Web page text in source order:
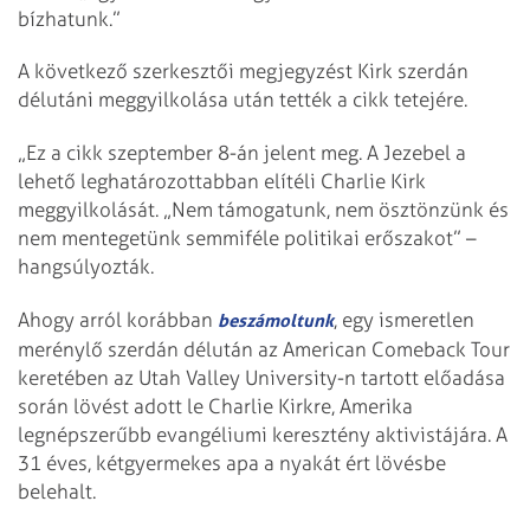
bízhatunk.”
A következő szerkesztői megjegyzést Kirk szerdán
délutáni meggyilkolása után tették a cikk tetejére.
„Ez a cikk szeptember 8-án jelent meg. A Jezebel a
lehető leghatározottabban elítéli Charlie Kirk
meggyilkolását. „Nem támogatunk, nem ösztönzünk és
nem mentegetünk semmiféle politikai erőszakot” –
hangsúlyozták.
Ahogy arról korábban beszámoltunk, egy ismeretlen
merénylő szerdán délután az American Comeback Tour
keretében az Utah Valley University-n tartott előadása
során lövést adott le Charlie Kirkre, Amerika
legnépszerűbb evangéliumi keresztény aktivistájára. A
31 éves, kétgyermekes apa a nyakát ért lövésbe
belehalt.